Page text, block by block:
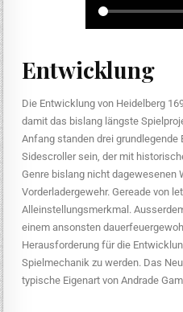
Entwicklung
Die Entwicklung von Heidelberg
damit das bislang längste
Anfang standen drei grundlegende
Sidescroller sein, der mit
Genre bislang nicht dagewesenen
Vorderladergewehr. Gereade von
Alleinstellungsmerkmal.
einem ansonsten
Herausforderung für die
Spielmechanik zu werden. Das
typische Eigenart von Andrade